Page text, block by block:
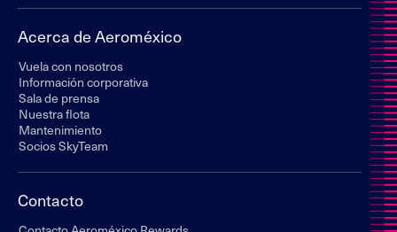
Acerca de Aeroméxico
Vuela con nosotros
Información corporativa
Sala de prensa
Nuestra flota
Mantenimiento
Socios SkyTeam
Contacto